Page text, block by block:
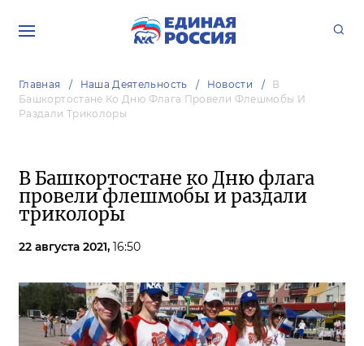
Главная Наша Деятельность Новости
В
Башкортостане Ко Дню Флага Провели Флешмобы И
Раздали Триколоры
В Башкортостане ко Дню флага
провели флешмобы и раздали
триколоры
22 августа 2021, 16:50